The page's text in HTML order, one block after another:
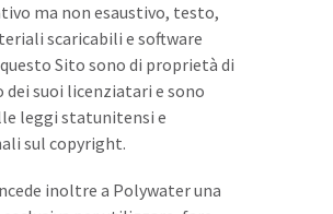
ma non esaustivo, testo,
scaricabili e software
Sito sono di proprietà di
dei suoi licenziatari e sono
leggi statunitensi e
sul copyright.
inoltre a Polywater una